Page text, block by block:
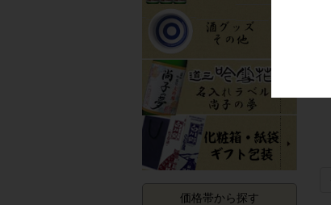
価格帯から探す